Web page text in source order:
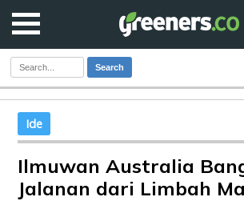
Search
Ide
Ilmuwan Australia
Jalanan dari Limbah